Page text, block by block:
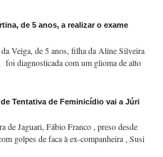
de 5 anos, a realizar o exame
Veiga, de 5 anos, filha da Aline Silveira
foi diagnosticada com um glioma de alto
Tentativa de Feminicídio vai a Júri
de Jaguari, Fábio Franco , preso desde
golpes de faca à ex-companheira , Susi